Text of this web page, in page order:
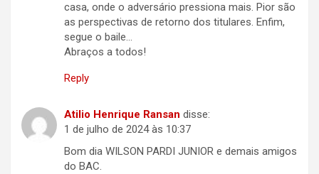
casa, onde o adversário pressiona mais. Pior são
as perspectivas de retorno dos titulares. Enfim,
segue o baile…
Abraços a todos!
Reply
Atilio Henrique Ransan disse:
1 de julho de 2024 às 10:37
Bom dia WILSON PARDI JUNIOR e demais amigos
do BAC.